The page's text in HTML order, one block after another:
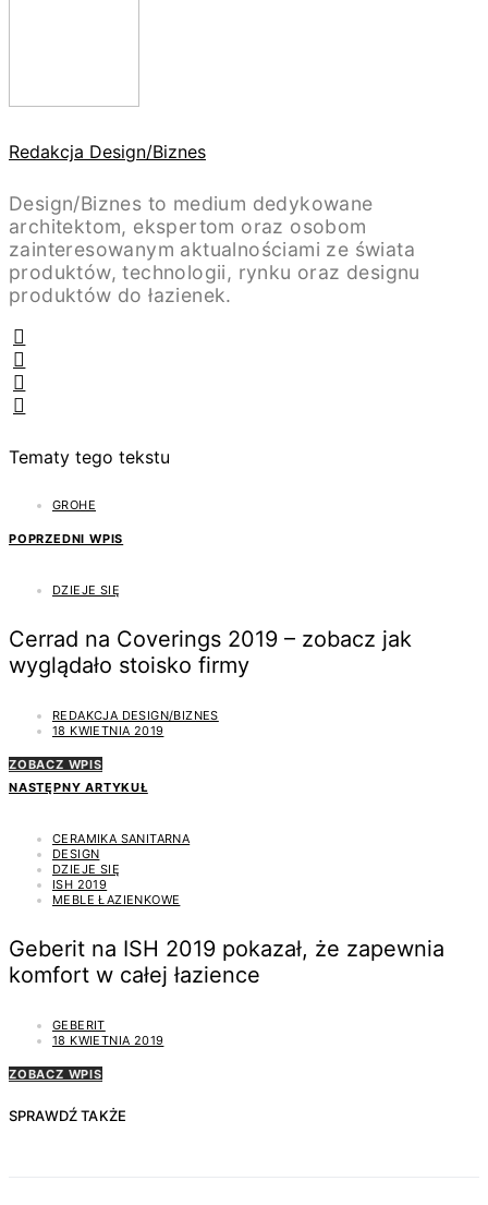
Redakcja Design/Biznes
Design/Biznes to medium dedykowane
architektom, ekspertom oraz osobom
zainteresowanym aktualnościami ze świata
produktów, technologii, rynku oraz designu
produktów do łazienek.
Tematy tego tekstu
GROHE
POPRZEDNI WPIS
DZIEJE SIĘ
Cerrad na Coverings 2019 – zobacz jak
wyglądało stoisko firmy
REDAKCJA DESIGN/BIZNES
18 KWIETNIA 2019
ZOBACZ WPIS
NASTĘPNY ARTYKUŁ
CERAMIKA SANITARNA
DESIGN
DZIEJE SIĘ
ISH 2019
MEBLE ŁAZIENKOWE
Geberit na ISH 2019 pokazał, że zapewnia
komfort w całej łazience
GEBERIT
18 KWIETNIA 2019
ZOBACZ WPIS
SPRAWDŹ TAKŻE